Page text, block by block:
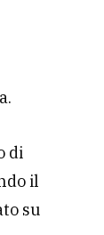
di
il
su